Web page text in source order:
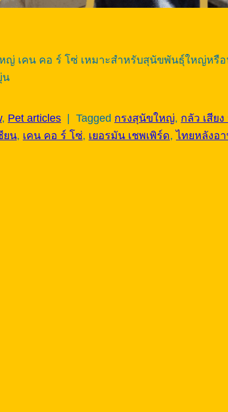
ญ่ เคน คอ ร์ โซ่ เหมาะสำหรับสุนัขพันธุ์ใหญ่หรื
น
, Pet articles Tagged กรงสุนัขใหญ่, กลัว เสีย
ยน, เคน คอ ร์ โซ่, เยอรมัน เชพเพิร์ด, ไทยหลังอ